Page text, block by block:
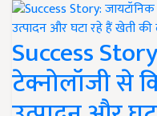
Success
टेक्नोलॉजी से